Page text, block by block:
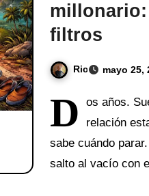
filtros
Ric mayo 25,
D
os años.
relación
sabe cuándo
salto al vacío con